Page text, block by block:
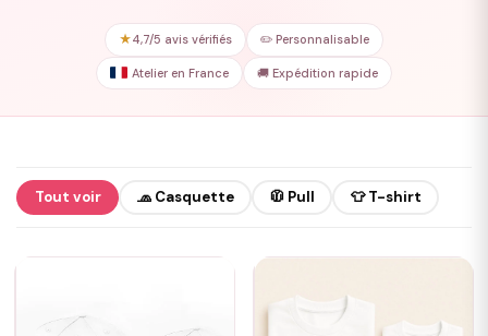
★4,7/5 avis vérifiés ✏️ Personnalisable
Atelier en France 🚚 Expédition rapide
Tout voir 🧢 Casquette 🧥 Pull 👕 T-shirt